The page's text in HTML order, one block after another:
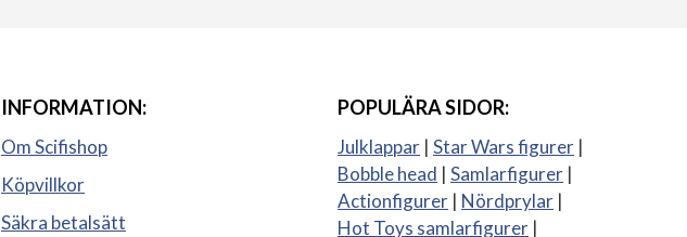
INFORMATION:
Om Scifishop
Köpvillkor
Säkra betalsätt
POPULÄRA SIDOR:
Julklappar | Star Wars figurer |
Bobble head | Samlarfigurer |
Actionfigurer | Nördprylar |
Hot Toys samlarfigurer |